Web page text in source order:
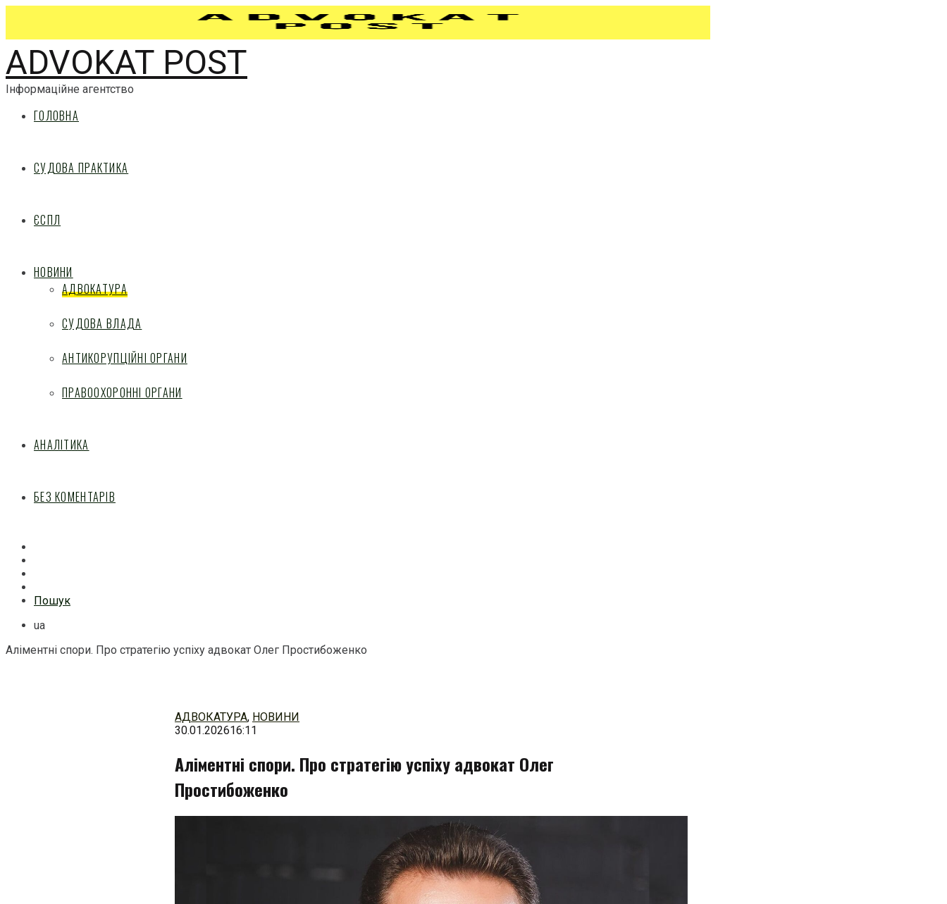
ADVOKAT POST
Інформаційне агентство
ГОЛОВНА
СУДОВА ПРАКТИКА
ЄСПЛ
НОВИНИ
АДВОКАТУРА
СУДОВА ВЛАДА
АНТИКОРУПЦІЙНІ ОРГАНИ
ПРАВООХОРОННІ ОРГАНИ
АНАЛІТИКА
БЕЗ КОМЕНТАРІВ
Пошук
ua
Аліментні спори. Про стратегію успіху адвокат Олег Простибоженко
АДВОКАТУРА, НОВИНИ
30.01.202616:11
Аліментні спори. Про стратегію успіху адвокат Олег
Простибоженко